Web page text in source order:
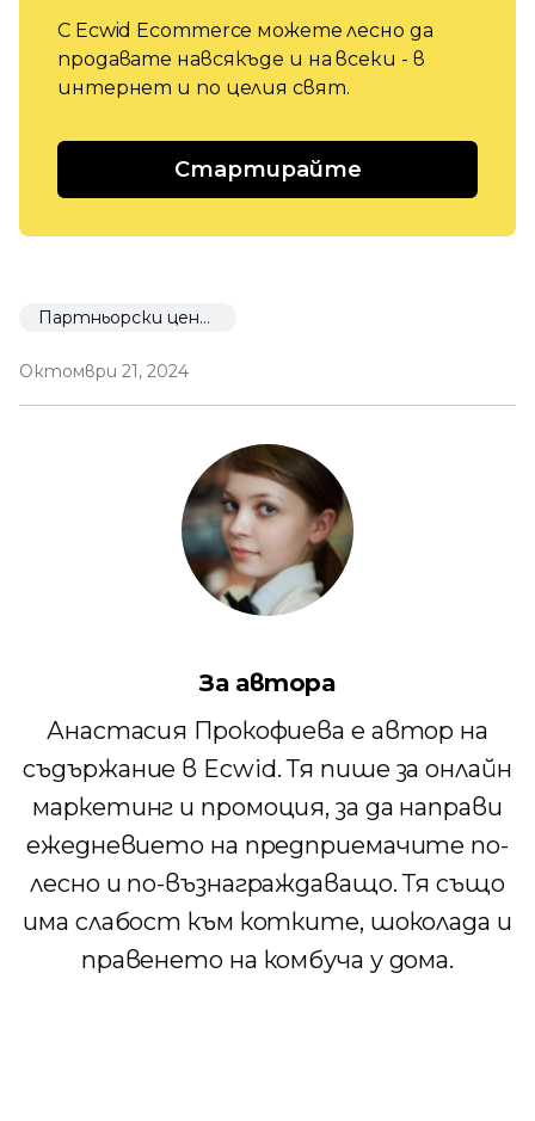
С Ecwid Ecommerce можете лесно да
продавате навсякъде и на всеки - в
интернет и по целия свят.
Стартирайте
Партньорски център
Октомври 21, 2024
За автора
Анастасия Прокофиева е автор на
съдържание в Ecwid. Тя пише за онлайн
маркетинг и промоция, за да направи
ежедневието на предприемачите по-
лесно и по-възнаграждаващо. Тя също
има слабост към котките, шоколада и
правенето на комбуча у дома.